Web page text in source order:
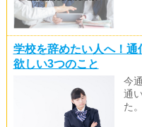
学校を辞めたい人へ！
欲しい3つのこと
今
通
た